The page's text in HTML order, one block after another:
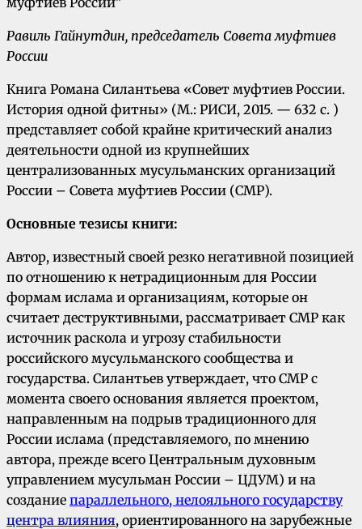
Равиль Гайнутдин, председатель Совета муфтиев
России
Книга Романа Силантьева «Совет муфтиев России.
История одной фитны» (М.: РИСИ, 2015. — 632 с. )
представляет собой крайне критический анализ
деятельности одной из крупнейших
централизованных мусульманских организаций
России – Совета муфтиев России (СМР).
Основные тезисы книги:
Автор, известный своей резко негативной позицией
по отношению к нетрадиционным для России
формам ислама и организациям, которые он
считает деструктивными, рассматривает СМР как
источник раскола и угрозу стабильности
российского мусульманского сообщества и
государства. Силантьев утверждает, что СМР с
момента своего основания является проектом,
направленным на подрыв традиционного для
России ислама (представляемого, по мнению
автора, прежде всего Центральным духовным
управлением мусульман России – ЦДУМ) и на
создание параллельного, нелояльного государству
центра влияния, ориентированного на зарубежные